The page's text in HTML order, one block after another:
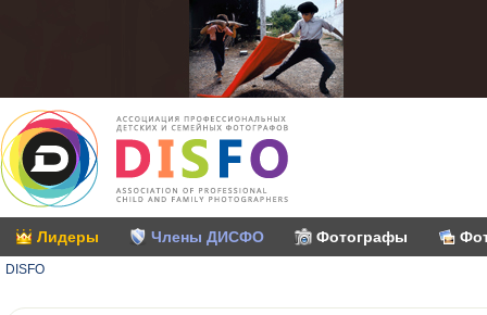
Лидеры Члены ДИСФО Фотографы
DISFO